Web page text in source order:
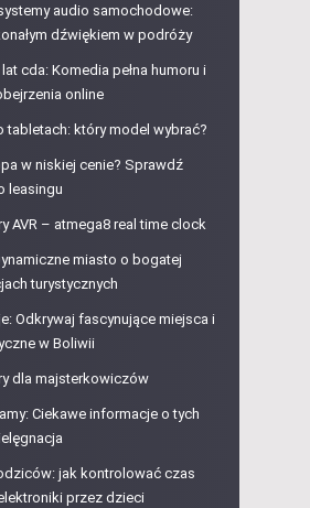
audio samochodowe:
dźwiękiem w podróży
cda: Komedia pełna humoru i
online
tabletach: który model wybrać?
w niskiej cenie? Sprawdź
leasingu
AVR – atmega8 real time clock
miasto o bogatej
turystycznych
Odkrywaj fascynujące miejsca i
w Boliwii
dla majsterkowiczów
Ciekawe informacje o tych
jak kontrolować czas
przez dzieci